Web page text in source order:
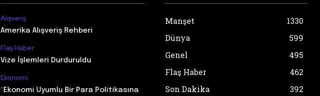
Alışveriş
Amerika Alışveriş Rehberi
Flaş Haber
Vize İşlemleri Durduruldu
Ekonomi
“Ekonomi Uyumlu Bir Para Politikasına
Manşet
1330
Dünya
599
Genel
495
Flaş Haber
462
Son Dakika
392